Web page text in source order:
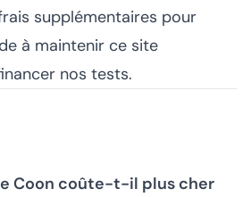
supplémentaires pour
à maintenir ce site
nos tests.
Coon coûte-t-il plus cher